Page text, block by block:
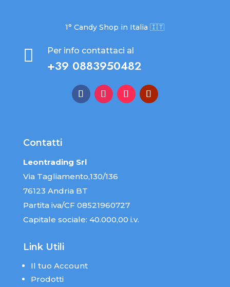
1° Candy Shop in Italia 🇮🇹
 Per info contattaci al
+39 0883950482
Contatti
Leontrading Srl
Via Tagliamento,130/136
76123 Andria BT
Partita iva/CF 08521960727
Capitale sociale: 40.000,00 i.v.
Link Utili
Il tuo Account
Prodotti